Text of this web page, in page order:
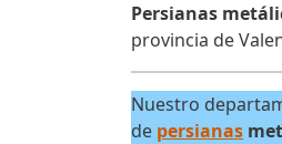
Persianas
provincia de
Nuestro
de persianas